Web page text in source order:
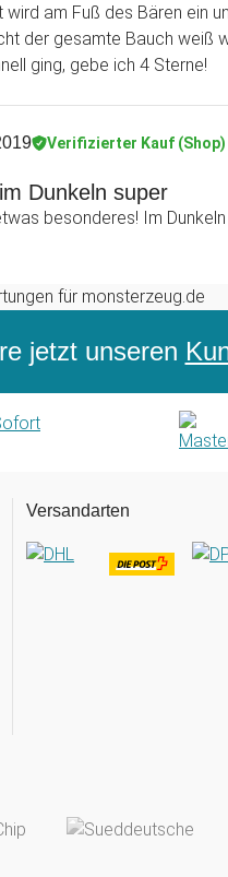
wird am Fuß des Bären ein
der gesamte Bauch weiß
ging, gebe ich 4 Sterne!
Verifizierter Kauf (Shop)
Dunkeln super
besonderes! Im
jetzt unseren
Versandarten